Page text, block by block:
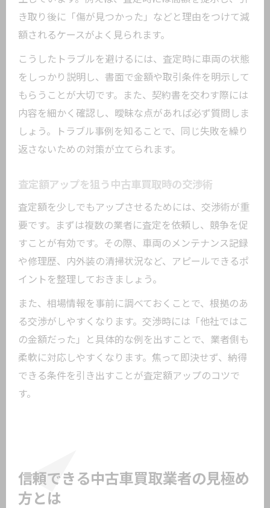
き取り後に「傷が見つかった」などと理由をつけて減
額されるケースがよく見られます。
こうしたトラブルを避けるには、査定時に車両の状態
をしっかり説明し、書面で金額や取引条件を明示して
もらうことが大切です。また、契約書を交わす際には
内容を細かく確認し、曖昧な点があれば必ず質問しま
しょう。トラブル事例を知ることで、同じ失敗を繰り
返さないための対策が立てられます。
査定額アップを狙う中古車買取時の交渉術
査定額を少しでもアップさせるためには、交渉術が重
要です。まずは複数の業者に査定を依頼し、競争を促
すことが有効です。その際、車両のメンテナンス記録
や修理歴、内外装の清掃状況など、アピールできるポ
イントを整理しておきましょう。
また、相場情報を事前に調べておくことで、根拠のあ
る交渉がしやすくなります。交渉時には「他社ではこ
の金額だった」と具体的な例を出すことで、業者側も
柔軟に対応しやすくなります。焦って即決せず、納得
できる条件を引き出すことが査定額アップのコツで
す。
信頼できる中古車買取業者の見極め
方とは